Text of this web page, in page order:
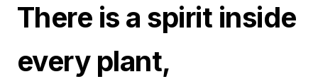
There is a spirit inside
every plant,